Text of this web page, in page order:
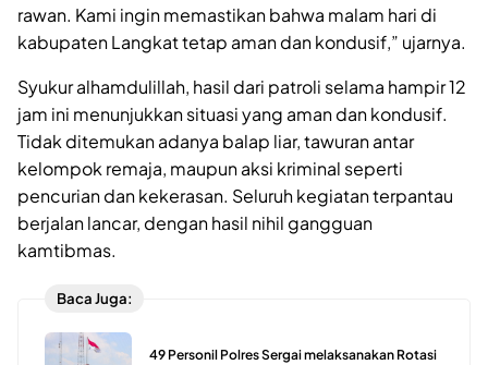
rawan. Kami ingin memastikan bahwa malam hari di
kabupaten Langkat tetap aman dan kondusif,” ujarnya.
Syukur alhamdulillah, hasil dari patroli selama hampir 12
jam ini menunjukkan situasi yang aman dan kondusif.
Tidak ditemukan adanya balap liar, tawuran antar
kelompok remaja, maupun aksi kriminal seperti
pencurian dan kekerasan. Seluruh kegiatan terpantau
berjalan lancar, dengan hasil nihil gangguan
kamtibmas.
Baca Juga:
49 Personil Polres Sergai melaksanakan Rotasi